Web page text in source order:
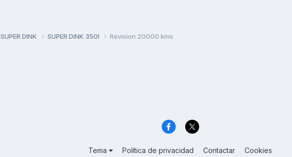
SUPER DINK SUPER DINK 350I Revision 20000 kms
Tema Política de privacidad Contactar Cookies